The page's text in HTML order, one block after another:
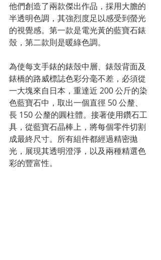
他們創造了兩款傑出作品，採用大膽的
半透明色調，其強烈度足以感受到螢光
的視覺感。第一款是電光黃的藍寶石錶
殼，第二款則是暖綠色調。
為使每支手錶的錶殼中層、錶殼背面及
錶橋的路威標誌色彩分毫不差，必須從
一大塊來自日本，重達近 200 公斤的染
色藍寶石中，取出一個直徑 50 公釐、
長 150 公釐的圓柱體。接著使用鑽石工
具，從藍寶石晶棒上，將每個零件切割
成最終尺寸。所有組件都經過精密拋
光，展現其透明澄淨，以及兩種精選色
彩的豐富性。